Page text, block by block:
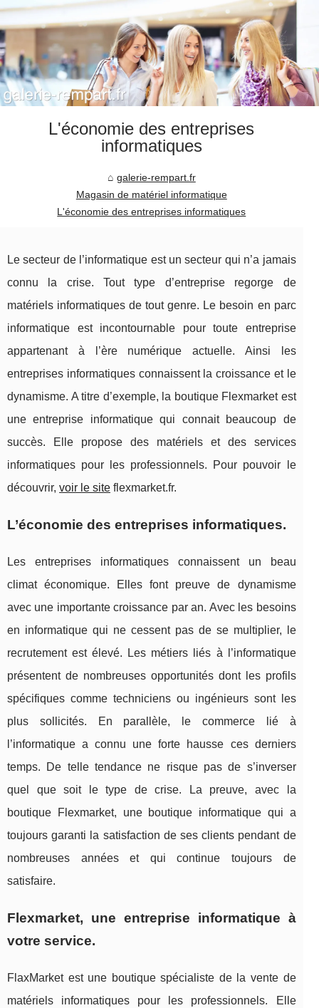
L'économie des entreprises
informatiques
galerie-rempart.fr
Magasin de matériel informatique
L'économie des entreprises informatiques
Le secteur de l’informatique est un secteur qui n’a jamais
connu la crise. Tout type d’entreprise regorge de
matériels informatiques de tout genre. Le besoin en parc
informatique est incontournable pour toute entreprise
appartenant à l’ère numérique actuelle. Ainsi les
entreprises informatiques connaissent la croissance et le
dynamisme. A titre d’exemple, la boutique Flexmarket est
une entreprise informatique qui connait beaucoup de
succès. Elle propose des matériels et des services
informatiques pour les professionnels. Pour pouvoir le
découvrir, voir le site flexmarket.fr.
L’économie des entreprises informatiques.
Les entreprises informatiques connaissent un beau
climat économique. Elles font preuve de dynamisme
avec une importante croissance par an. Avec les besoins
en informatique qui ne cessent pas de se multiplier, le
recrutement est élevé. Les métiers liés à l’informatique
présentent de nombreuses opportunités dont les profils
spécifiques comme techniciens ou ingénieurs sont les
plus sollicités. En parallèle, le commerce lié à
l’informatique a connu une forte hausse ces derniers
temps. De telle tendance ne risque pas de s’inverser
quel que soit le type de crise. La preuve, avec la
boutique Flexmarket, une boutique informatique qui a
toujours garanti la satisfaction de ses clients pendant de
nombreuses années et qui continue toujours de
satisfaire.
Flexmarket, une entreprise informatique à
votre service.
FlaxMarket est une boutique spécialiste de la vente de
matériels informatiques pour les professionnels. Elle